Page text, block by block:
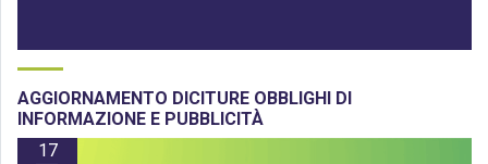
AGGIORNAMENTO DICITURE OBBLIGHI DI
INFORMAZIONE E PUBBLICITÀ
17